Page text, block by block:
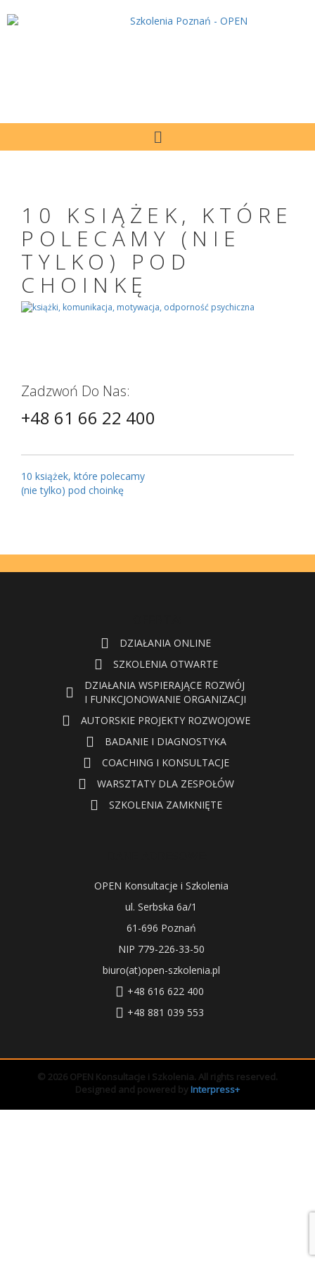
10 KSIĄŻEK, KTÓRE
POLECAMY (NIE
TYLKO) POD
CHOINKĘ
Zadzwoń Do Nas:
+48 61 66 22 400
10 książek, które polecamy
(nie tylko) pod choinkę
DZIAŁANIA ONLINE
SZKOLENIA OTWARTE
DZIAŁANIA WSPIERAJĄCE ROZWÓJ
I FUNKCJONOWANIE ORGANIZACJI
AUTORSKIE PROJEKTY ROZWOJOWE
BADANIE I DIAGNOSTYKA
COACHING I KONSULTACJE
WARSZTATY DLA ZESPOŁÓW
SZKOLENIA ZAMKNIĘTE
OPEN Konsultacje i Szkolenia
ul. Serbska 6a/1
61-696 Poznań
NIP 779-226-33-50
biuro(at)open-szkolenia.pl
+48 616 622 400
+48 881 039 553
© 2026 OPEN Konsultacje i Szkolenia. All rights reserved.
Designed and powered by Interpress+